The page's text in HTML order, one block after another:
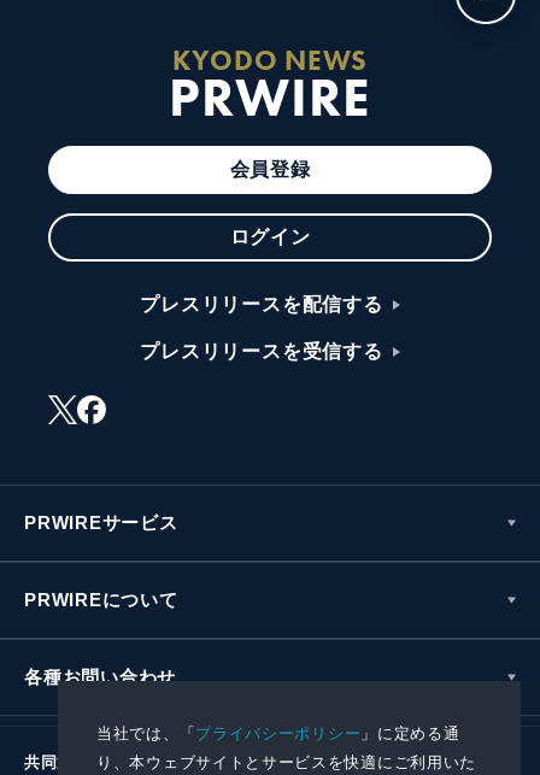
当社では、「プライバシーポリシー 」に定める通
り、本ウェブサイトとサービスを快適にご利用いた
KYODO NEWS
PRWIRE
会員登録
ログイン
プレスリリースを配信する
プレスリリースを受信する
PRWIREサービス
PRWIREについて
各種お問い合わせ
共同通信社グループ